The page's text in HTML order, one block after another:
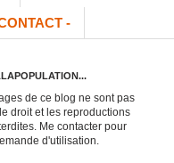
-
de ce blog ne sont pas
droit et les reproductions
Me contacter pour
d'utilisation.